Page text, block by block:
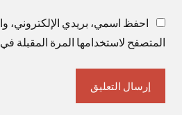
احفظ اسمي، بريدي الإلكتروني،
المتصفح لاستخدامها المرة المقبلة في